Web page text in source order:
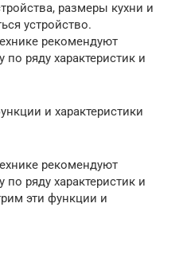
размеры кухни и
устройство.
рекомендуют
ряду характеристик и
и характеристики
рекомендуют
ряду характеристик и
эти функции и